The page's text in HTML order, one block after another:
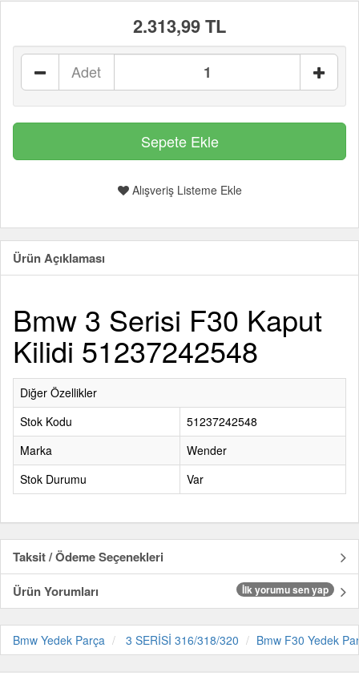
2.313,99 TL
Adet
Alışveriş Listeme Ekle
Ürün Açıklaması
Bmw 3 Serisi F30 Kaput
Kilidi 51237242548
Diğer Özellikler
Stok Kodu
51237242548
Marka
Wender
Stok Durumu
Var
Taksit / Ödeme Seçenekleri
Ürün Yorumları
İlk yorumu sen yap
Bmw Yedek Parça 3 SERİSİ 316/318/320 Bmw F30 Yedek